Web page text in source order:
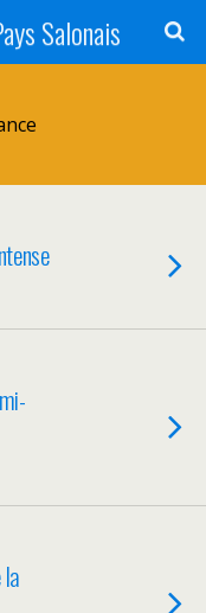
Salonais